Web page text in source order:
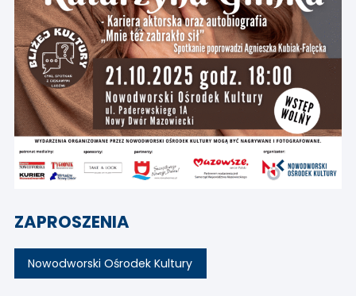
ZAPROSZENIA
Nowodworski Ośrodek Kultury